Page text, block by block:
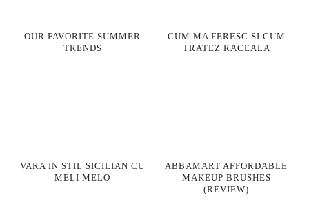
OUR FAVORITE SUMMER
TRENDS
CUM MA FERESC SI CUM
TRATEZ RACEALA
VARA IN STIL SICILIAN CU
MELI MELO
ABBAMART AFFORDABLE
MAKEUP BRUSHES
(REVIEW)